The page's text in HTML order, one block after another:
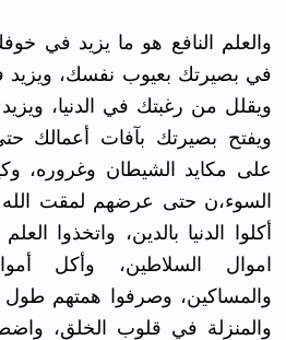
والعلم النافع هو ما يزيد في
في بصيرتك بعيوب نفسك، ويزيد
ويقلل من رغبتك في الدنيا،
ويفتح بصيرتك بآفات أعمالك
على مكايد الشيطان وغروره،
السوء،ن حتى عرضهم لمقت
أكلوا الدنيا بالدين، واتخذوا
اموال السلاطين، وأكل
والمساكين، وصرفوا همتهم
والمنزلة في قلوب الخلق،